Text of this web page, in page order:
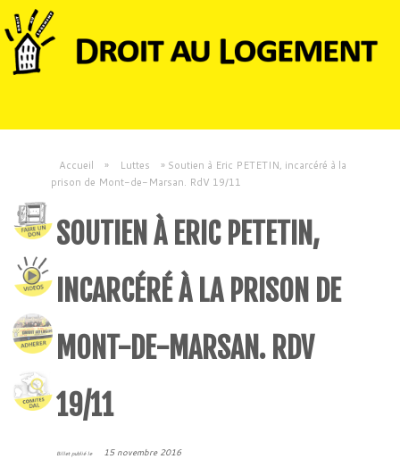
Accueil » Luttes » Soutien à Eric PETETIN, incarcéré à la
prison de Mont-de-Marsan. RdV 19/11
SOUTIEN À ERIC PETETIN,
INCARCÉRÉ À LA PRISON DE
MONT-DE-MARSAN. RDV
19/11
Billet publié le 15 novembre 2016